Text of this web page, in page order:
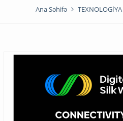
Ana Səhifə TEXNOLOGİYA